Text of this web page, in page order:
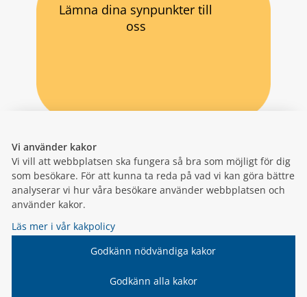
Vi använder kakor
Vi vill att webbplatsen ska fungera så bra som möjligt för dig
som besökare. För att kunna ta reda på vad vi kan göra bättre
analyserar vi hur våra besökare använder webbplatsen och
använder kakor.
Läs mer i vår kakpolicy
Godkänn nödvändiga kakor
Godkänn alla kakor
Lämna dina synpunkter till
oss